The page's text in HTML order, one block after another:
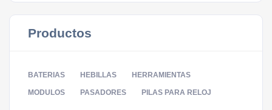
Productos
BATERIAS HEBILLAS HERRAMIENTAS
MODULOS PASADORES PILAS PARA RELOJ